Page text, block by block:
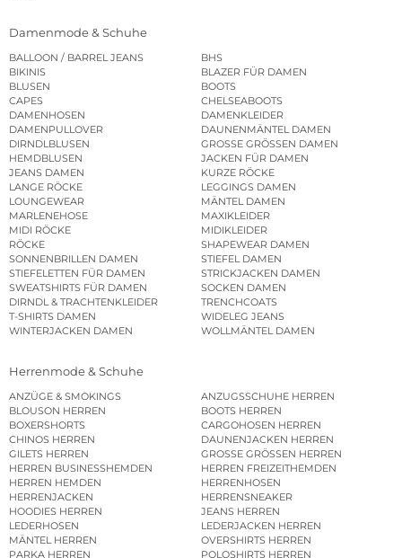
Damenmode & Schuhe
BALLOON / BARREL JEANS
BHS
BIKINIS
BLAZER FÜR DAMEN
BLUSEN
BOOTS
CAPES
CHELSEABOOTS
DAMENHOSEN
DAMENKLEIDER
DAMENPULLOVER
DAUNENMÄNTEL DAMEN
DIRNDLBLUSEN
GROSSE GRÖSSEN DAMEN
HEMDBLUSEN
JACKEN FÜR DAMEN
JEANS DAMEN
KURZE RÖCKE
LANGE RÖCKE
LEGGINGS DAMEN
LOUNGEWEAR
MÄNTEL DAMEN
MARLENEHOSE
MAXIKLEIDER
MIDI RÖCKE
MIDIKLEIDER
RÖCKE
SHAPEWEAR DAMEN
SONNENBRILLEN DAMEN
STIEFEL DAMEN
STIEFELETTEN FÜR DAMEN
STRICKJACKEN DAMEN
SWEATSHIRTS FÜR DAMEN
SOCKEN DAMEN
DIRNDL & TRACHTENKLEIDER
TRENCHCOATS
T-SHIRTS DAMEN
WIDELEG JEANS
WINTERJACKEN DAMEN
WOLLMÄNTEL DAMEN
Herrenmode & Schuhe
ANZÜGE & SMOKINGS
ANZUGSSCHUHE HERREN
BLOUSON HERREN
BOOTS HERREN
BOXERSHORTS
CARGOHOSEN HERREN
CHINOS HERREN
DAUNENJACKEN HERREN
GILETS HERREN
GROSSE GRÖSSEN HERREN
HERREN BUSINESSHEMDEN
HERREN FREIZEITHEMDEN
HERREN HEMDEN
HERRENHOSEN
HERRENJACKEN
HERRENSNEAKER
HOODIES HERREN
JEANS HERREN
LEDERHOSEN
LEDERJACKEN HERREN
MÄNTEL HERREN
OVERSHIRTS HERREN
PARKA HERREN
POLOSHIRTS HERREN